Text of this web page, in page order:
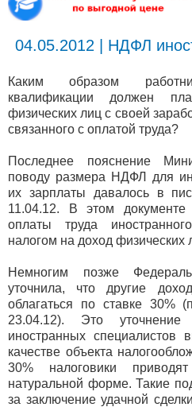
04.05.2012 | НДФЛ
Каким образом
квалификации должен
физических лиц с своей
связанного с оплатой труда?
Последнее пояснение
поводу размера НДФЛ для
их зарплаты давалось в
11.04.12. В этом
оплаты труда
налогом на доход физических
Немногим позже
уточнила, что другие
облагаться по ставке
23.04.12). Это
иностранных специалистов
качестве объекта
30% налоговики
натуральной форме. Такие
за заключение удачной